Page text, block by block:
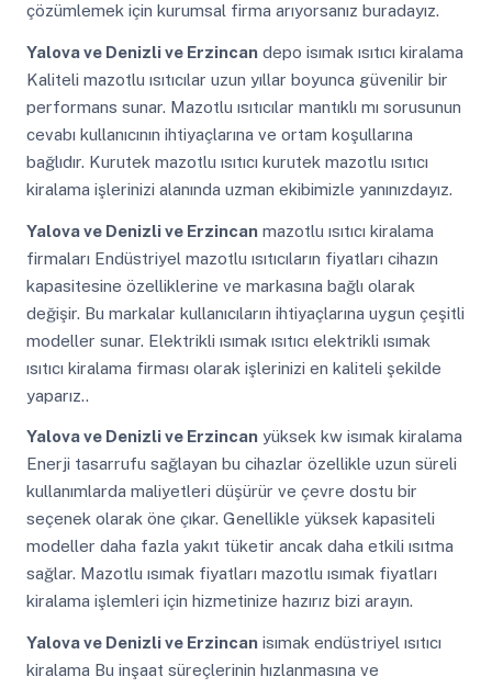
çözümlemek için kurumsal firma arıyorsanız buradayız.
Yalova ve Denizli ve Erzincandepo isımak ısıtıcı kiralama
Kaliteli mazotlu ısıtıcılar uzun yıllar boyunca güvenilir bir
performans sunar. Mazotlu ısıtıcılar mantıklı mı sorusunun
cevabı kullanıcının ihtiyaçlarına ve ortam koşullarına
bağlıdır. Kurutek mazotlu ısıtıcı kurutek mazotlu ısıtıcı
kiralama işlerinizi alanında uzman ekibimizle yanınızdayız.
Yalova ve Denizli ve Erzincanmazotlu ısıtıcı kiralama
firmaları Endüstriyel mazotlu ısıtıcıların fiyatları cihazın
kapasitesine özelliklerine ve markasına bağlı olarak
değişir. Bu markalar kullanıcıların ihtiyaçlarına uygun çeşitli
modeller sunar. Elektrikli ısımak ısıtıcı elektrikli ısımak
ısıtıcı kiralama firması olarak işlerinizi en kaliteli şekilde
yaparız..
Yalova ve Denizli ve Erzincanyüksek kw isımak kiralama
Enerji tasarrufu sağlayan bu cihazlar özellikle uzun süreli
kullanımlarda maliyetleri düşürür ve çevre dostu bir
seçenek olarak öne çıkar. Genellikle yüksek kapasiteli
modeller daha fazla yakıt tüketir ancak daha etkili ısıtma
sağlar. Mazotlu ısımak fiyatları mazotlu ısımak fiyatları
kiralama işlemleri için hizmetinize hazırız bizi arayın.
Yalova ve Denizli ve Erzincanisımak endüstriyel ısıtıcı
kiralama Bu inşaat süreçlerinin hızlanmasına ve